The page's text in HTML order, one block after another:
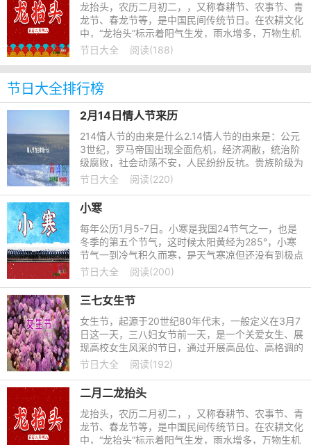
龙抬头，农历二月初二，，又称春耕节、农事节、青
龙节、春龙节等，是中国民间传统节日。在农耕文化
中，“龙抬头”标示着阳气生发，雨水增多，万物生机
盎然，春耕由此开始。自古以来人们亦将龙抬头日作
节日大全 阅读(188)
节日大全排行榜
2月14日情人节来历
214情人节的由来是什么2.14情人节的由来是：公元
3世纪，罗马帝国出现全面危机，经济凋敝，统治阶
级腐败，社会动荡不安，人民纷纷反抗。贵族阶级为
维护其统治，残暴镇压民众和基督教徒。是时有一位
节日大全 阅读(220)
小寒
每年公历1月5-7日。小寒是我国24节气之一，也是
冬季的第五个节气，这时候太阳黄经为285°，小寒
节气一到冷气积久而寒，是天气寒凉但还没有到极点
的意思，和大寒、小暑、大暑及处暑一样，都是表示
节日大全 阅读(200)
三七女生节
女生节，起源于20世纪80年代末，一般定义在3月7
日这一天，三八妇女节前一天，是一个关爱女生、展
现高校女生风采的节日，通过开展高品位、高格调的
人文活动，引导女生关注自身思想素质、道德修养、
节日大全 阅读(192)
二月二龙抬头
龙抬头，农历二月初二，，又称春耕节、农事节、青
龙节、春龙节等，是中国民间传统节日。在农耕文化
中，“龙抬头”标示着阳气生发，雨水增多，万物生机